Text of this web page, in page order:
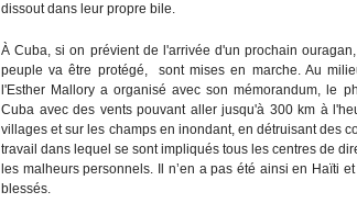
dissout dans leur propre bile.
À Cuba, si on prévient de l'arrivée d'un prochain
peuple va être protégé, sont mises en marche. Au
l'Esther Mallory a organisé avec son mémorandum, le
Cuba avec des vents pouvant aller jusqu'à 300 km à
villages et sur les champs en inondant, en détruisant des
travail dans lequel se sont impliqués tous les centres de
les malheurs personnels. Il n’en a pas été ainsi en Haïti
blessés.